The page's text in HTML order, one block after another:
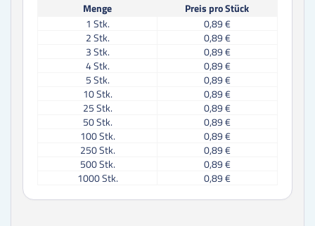
Menge
Preis pro Stück
1 Stk.
0,89 €
2Stk.
0,89 €
3Stk.
0,89 €
4Stk.
0,89 €
5Stk.
0,89 €
10Stk.
0,89 €
25Stk.
0,89 €
50Stk.
0,89 €
100Stk.
0,89 €
250Stk.
0,89 €
500Stk.
0,89 €
1000Stk. 0,89 €